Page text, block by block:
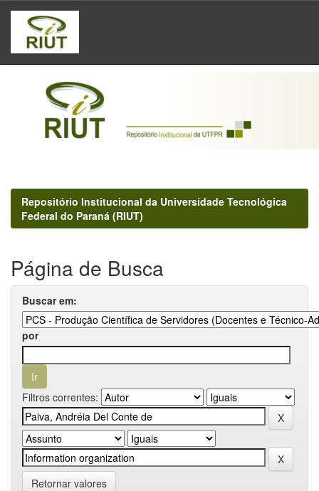
Skip
navigation
Repositório Institucional da Universidade Tecnológica
Federal do Paraná (RIUT)
Página de Busca
Buscar em:
por
Filtros correntes:
Retornar valores